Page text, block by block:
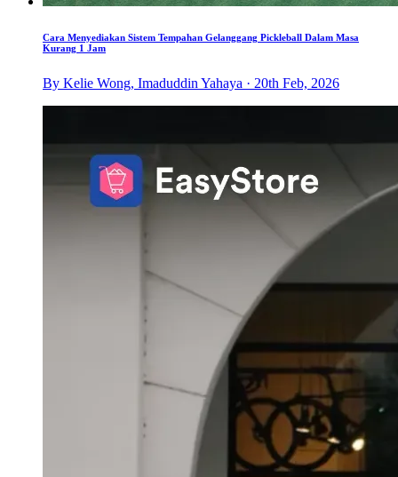
Cara Menyediakan Sistem Tempahan Gelanggang Pickleball Dalam Masa
Kurang 1 Jam
By Kelie Wong, Imaduddin Yahaya · 20th Feb, 2026